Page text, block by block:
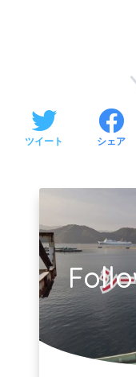
ツイート シェア